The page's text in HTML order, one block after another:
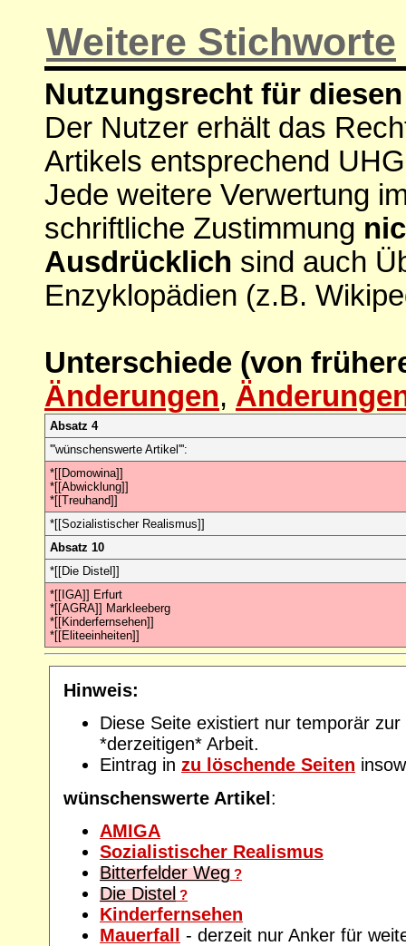
Weitere Stichworte
Nutzungsrecht für
Der Nutzer erhält das
Artikels entsprechend
Jede weitere Verwertung
schriftliche Zustimmung
Ausdrücklich sind auch
Enzyklopädien (z.B.
Unterschiede (von
Änderungen,
Absatz 4
'''wünschenswerte Artikel''':
*[[Domowina]]
*[[Abwicklung]]
*[[Treuhand]]
*[[Sozialistischer Realismus]]
Absatz 10
*[[Die Distel]]
*[[IGA]] Erfurt
*[[AGRA]] Markleeberg
*[[Kinderfernsehen]]
*[[Eliteeinheiten]]
Hinweis:
Diese Seite existiert nur temporär
*derzeitigen* Arbeit.
Eintrag in zu löschende Seiten
wünschenswerte Artikel:
AMIGA
Sozialistischer Realismus
Bitterfelder Weg ?
Die Distel ?
Kinderfernsehen
Mauerfall
- derzeit nur Anker für